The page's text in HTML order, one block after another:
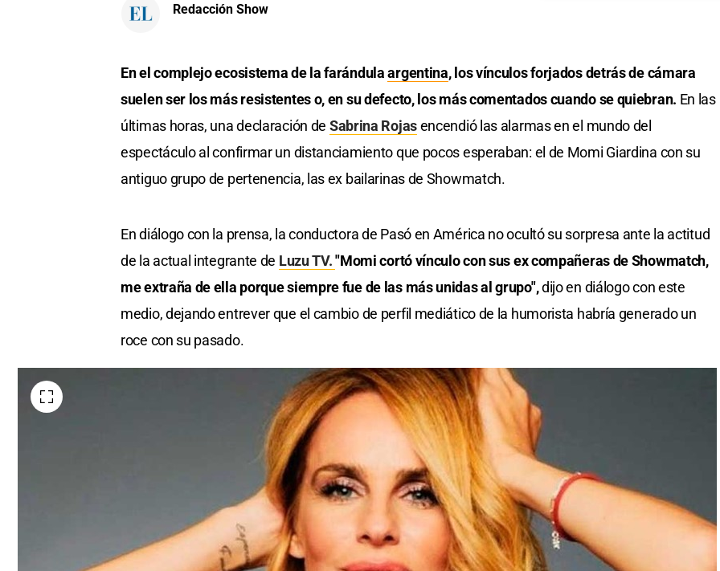
Redacción Show
En el complejo ecosistema de la farándulaargentina, los vínculos forjados detrás de cámara
suelen ser los más resistentes o, en su defecto, los más comentados cuando se quiebran. En las
últimas horas, una declaración de Sabrina Rojasencendió las alarmas en el mundo del
espectáculo al confirmar un distanciamiento que pocos esperaban: el de Momi Giardina con su
antiguo grupo de pertenencia, las ex bailarinas de Showmatch.
En diálogo con la prensa, la conductora de Pasó en América no ocultó su sorpresa ante la actitud
de la actual integrante de Luzu TV."Momi cortó vínculo con sus ex compañeras de Showmatch,
me extraña de ella porque siempre fue de las más unidas al grupo",dijo en diálogo con este
medio, dejando entrever que el cambio de perfil mediático de la humorista habría generado un
roce con su pasado.